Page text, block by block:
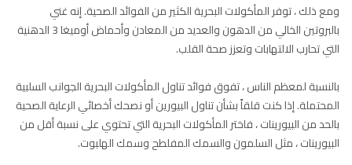
ومع ذلك ، توفر المأكولات البحرية الكثير من الفوائد الصحية. إنه غني
بالبروتين الخالي من الدهون والعديد من المعادن وأحماض أوميغا 3 الدهنية
التي تحارب الالتهابات وتعزز صحة القلب.
بالنسبة لمعظم الناس ، تفوق فوائد تناول المأكولات البحرية الجوانب السلبية
المحتملة. إذا كنت قلقاً بشأن تناول البيورين أو نصحك أخصائي الرعاية الصحية
بالحد من البيورينات ، فاختر المأكولات البحرية التي تحتوي على نسبة أقل من
البيورينات ، مثل السلمون والسمك المفلطح وسمك الهلبوت.